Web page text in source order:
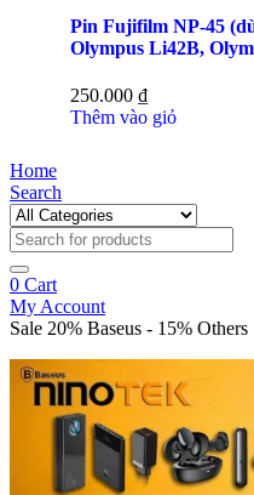
Pin Fujifilm NP-45
Olympus Li42B,
250.000 ₫
Thêm vào giỏ
Home
Search
0 Cart
My Account
Sale 20% Baseus - 15% Others